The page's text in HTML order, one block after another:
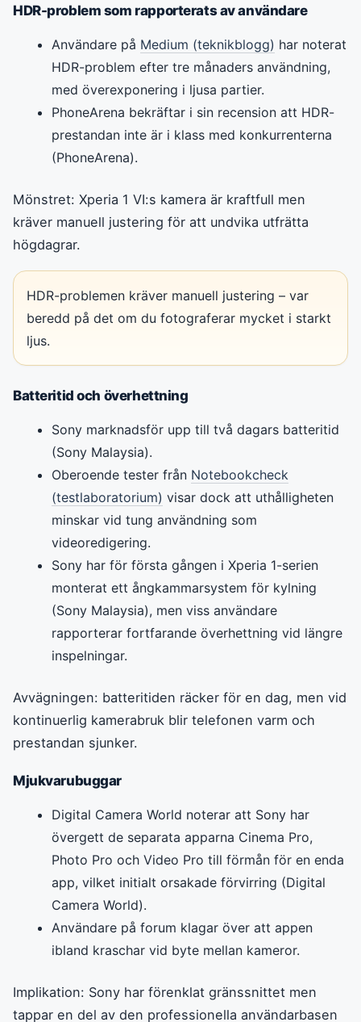
HDR-problem som rapporterats av användare
Användare på Medium (teknikblogg) har noterat
HDR-problem efter tre månaders användning,
med överexponering i ljusa partier.
PhoneArena bekräftar i sin recension att HDR-
prestandan inte är i klass med konkurrenterna
(PhoneArena).
Mönstret: Xperia 1 VI:s kamera är kraftfull men
kräver manuell justering för att undvika utfrätta
högdagrar.
HDR-problemen kräver manuell justering – var
beredd på det om du fotograferar mycket i starkt
ljus.
Batteritid och överhettning
Sony marknadsför upp till två dagars batteritid
(Sony Malaysia).
Oberoende tester från Notebookcheck
(testlaboratorium) visar dock att uthålligheten
minskar vid tung användning som
videoredigering.
Sony har för första gången i Xperia 1-serien
monterat ett ångkammarsystem för kylning
(Sony Malaysia), men viss användare
rapporterar fortfarande överhettning vid längre
inspelningar.
Avvägningen: batteritiden räcker för en dag, men vid
kontinuerlig kamerabruk blir telefonen varm och
prestandan sjunker.
Mjukvarubuggar
Digital Camera World noterar att Sony har
övergett de separata apparna Cinema Pro,
Photo Pro och Video Pro till förmån för en enda
app, vilket initialt orsakade förvirring (Digital
Camera World).
Användare på forum klagar över att appen
ibland kraschar vid byte mellan kameror.
Implikation: Sony har förenklat gränssnittet men
tappar en del av den professionella användarbasen